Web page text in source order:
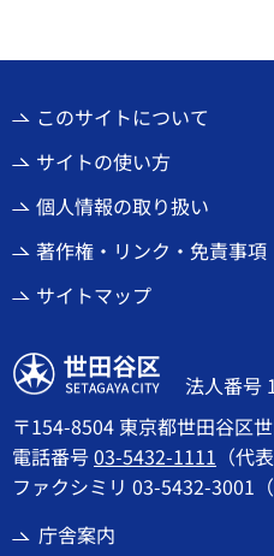
このサイトについて
サイトの使い方
個人情報の取り扱い
著作権・リンク・免責事項
サイトマップ
世田谷区
法人番号
〒154-8504 東京都世田谷区
電話番号03-5432-1111 （代表
ファクシミリ 03-5432-3001（
庁舎案内